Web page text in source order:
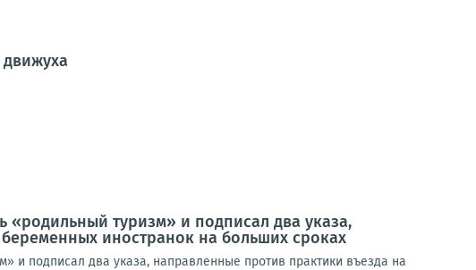
туризм» и подписал два указа,
иностранок на больших сроках
и подписал два указа, направленные против практики въезда на